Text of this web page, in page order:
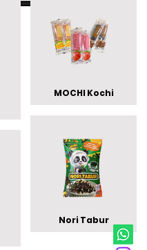
MOCHI Kochi
Nori Tabur